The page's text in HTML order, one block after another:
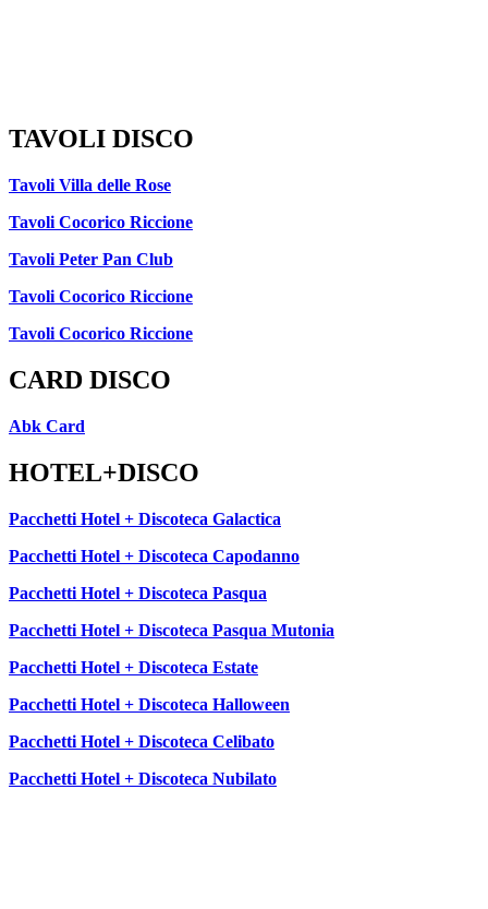
TAVOLI DISCO
Tavoli Villa delle Rose
Tavoli Cocorico Riccione
Tavoli Peter Pan Club
Tavoli Cocorico Riccione
Tavoli Cocorico Riccione
CARD DISCO
Abk Card
HOTEL+DISCO
Pacchetti Hotel + Discoteca Galactica
Pacchetti Hotel + Discoteca Capodanno
Pacchetti Hotel + Discoteca Pasqua
Pacchetti Hotel + Discoteca Pasqua Mutonia
Pacchetti Hotel + Discoteca Estate
Pacchetti Hotel + Discoteca Halloween
Pacchetti Hotel + Discoteca Celibato
Pacchetti Hotel + Discoteca Nubilato